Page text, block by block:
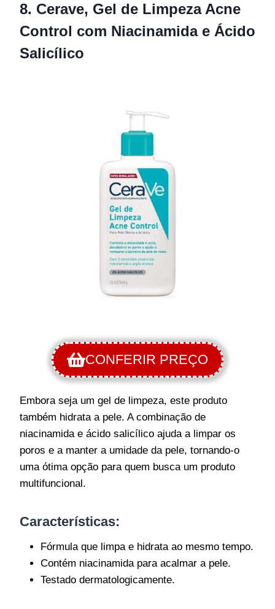
8. Cerave, Gel de Limpeza Acne
Control com Niacinamida e Ácido
Salicílico
CONFERIR PREÇO
Embora seja um gel de limpeza, este produto
também hidrata a pele. A combinação de
niacinamida e ácido salicílico ajuda a limpar os
poros e a manter a umidade da pele, tornando-o
uma ótima opção para quem busca um produto
multifuncional.
Características:
Fórmula que limpa e hidrata ao mesmo tempo.
Contém niacinamida para acalmar a pele.
Testado dermatologicamente.